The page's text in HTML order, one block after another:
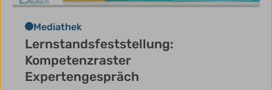
Mediathek
Lernstandsfeststellung:
Kompetenzraster
Expertengespräch